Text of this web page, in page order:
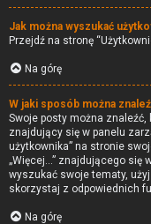
Jak można wyszukać
Przejdź na stronę
Na górę
W jaki sposób można
Swoje posty można znaleźć,
znajdujący się w panelu
użytkownika” na stronie
„Więcej…” znajdującego się
wyszukać swoje tematy,
skorzystaj z odpowiednich
Na górę